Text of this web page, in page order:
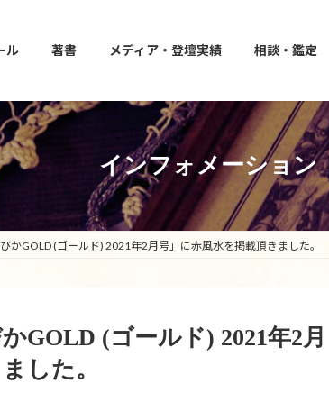
ル 著書 メディア・登壇実績 相談・鑑定
インフォメーション
かGOLD (ゴールド) 2021年2月号」に赤風水を掲載頂きました。
GOLD (ゴールド) 2021年2月
した。